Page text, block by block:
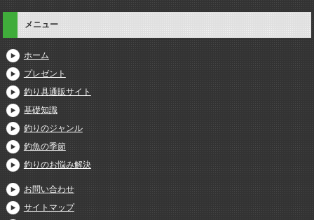
メニュー
ホーム
プレゼント
釣り具通販サイト
基礎知識
釣りのジャンル
釣魚の季節
釣りのお悩み解決
お問い合わせ
サイトマップ